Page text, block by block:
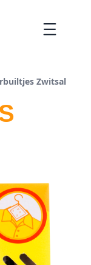
pagina:Zwitsal